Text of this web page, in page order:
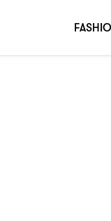
｜LOUIS VUITTON CRUISE